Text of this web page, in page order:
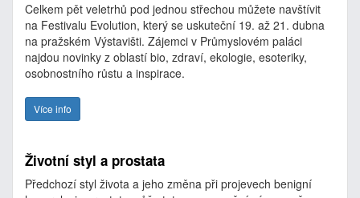
Celkem pět veletrhů pod jednou střechou můžete navštívit
na Festivalu Evolution, který se uskuteční 19. až 21. dubna
na pražském Výstavišti. Zájemci v Průmyslovém paláci
najdou novinky z oblastí bio, zdraví, ekologie, esoteriky,
osobnostního růstu a inspirace.
Více info
Životní styl a prostata
Předchozí styl života a jeho změna při projevech benigní